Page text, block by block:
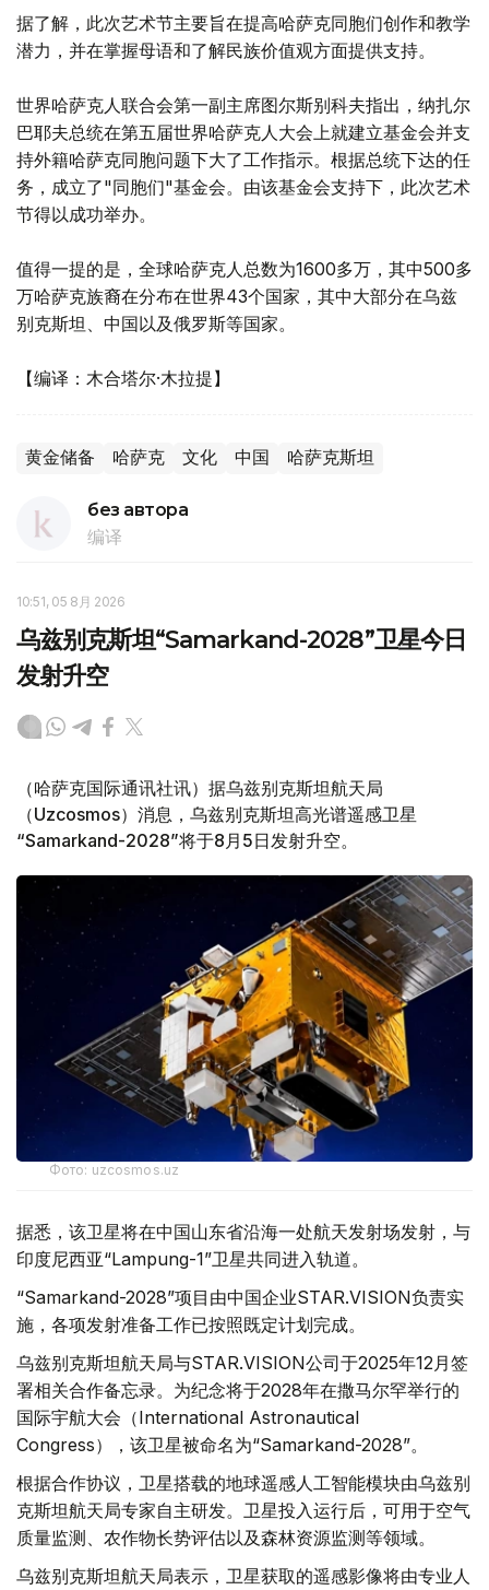
据了解，此次艺术节主要旨在提高哈萨克同胞们创作和教学
潜力，并在掌握母语和了解民族价值观方面提供支持。
世界哈萨克人联合会第一副主席图尔斯别科夫指出，纳扎尔
巴耶夫总统在第五届世界哈萨克人大会上就建立基金会并支
持外籍哈萨克同胞问题下大了工作指示。根据总统下达的任
务，成立了"同胞们"基金会。由该基金会支持下，此次艺术
节得以成功举办。
值得一提的是，全球哈萨克人总数为1600多万，其中500多
万哈萨克族裔在分布在世界43个国家，其中大部分在乌兹
别克斯坦、中国以及俄罗斯等国家。
【编译：木合塔尔·木拉提】
黄金储备 哈萨克 文化 中国 哈萨克斯坦
без автора
编译
10:51, 05 8月 2026
乌兹别克斯坦“Samarkand-2028”卫星今日
发射升空
（哈萨克国际通讯社讯）据乌兹别克斯坦航天局
（Uzcosmos）消息，乌兹别克斯坦高光谱遥感卫星
“Samarkand-2028”将于8月5日发射升空。
Фото: uzcosmos.uz
据悉，该卫星将在中国山东省沿海一处航天发射场发射，与
印度尼西亚“Lampung-1”卫星共同进入轨道。
“Samarkand-2028”项目由中国企业STAR.VISION负责实
施，各项发射准备工作已按照既定计划完成。
乌兹别克斯坦航天局与STAR.VISION公司于2025年12月签
署相关合作备忘录。为纪念将于2028年在撒马尔罕举行的
国际宇航大会（International Astronautical
Congress），该卫星被命名为“Samarkand-2028”。
根据合作协议，卫星搭载的地球遥感人工智能模块由乌兹别
克斯坦航天局专家自主研发。卫星投入运行后，可用于空气
质量监测、农作物长势评估以及森林资源监测等领域。
乌兹别克斯坦航天局表示，卫星获取的遥感影像将由专业人